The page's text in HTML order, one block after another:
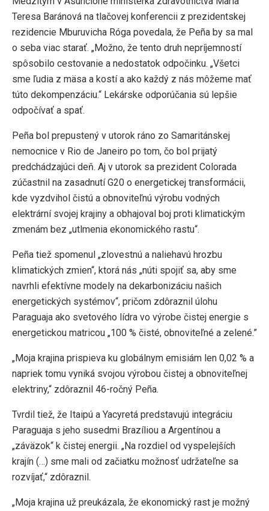
Teresa Baránová na tlačovej konferencii z prezidentskej
rezidencie Mburuvicha Róga povedala, že Peña by sa mal
o seba viac starať. „Možno, že tento druh nepríjemností
spôsobilo cestovanie a nedostatok odpočinku. „Všetci
sme ľudia z mäsa a kostí a ako každý z nás môžeme mať
túto dekompenzáciu.“ Lekárske odporúčania sú lepšie
odpočívať a spať.
Peña bol prepustený v utorok ráno zo Samaritánskej
nemocnice v Rio de Janeiro po tom, čo bol prijatý
predchádzajúci deň. Aj v utorok sa prezident Colorada
zúčastnil na zasadnutí G20 o energetickej transformácii,
kde vyzdvihol čistú a obnoviteľnú výrobu vodných
elektrární svojej krajiny a obhajoval boj proti klimatickým
zmenám bez „utlmenia ekonomického rastu“.
Peña tiež spomenul „zlovestnú a naliehavú hrozbu
klimatických zmien“, ktorá nás „núti spojiť sa, aby sme
navrhli efektívne modely na dekarbonizáciu našich
energetických systémov“, pričom zdôraznil úlohu
Paraguaja ako svetového lídra vo výrobe čistej energie s
energetickou matricou „100 % čisté, obnoviteľné a zelené.”
„Moja krajina prispieva ku globálnym emisiám len 0,02 % a
napriek tomu vyniká svojou výrobou čistej a obnoviteľnej
elektriny,“ zdôraznil 46-ročný Peña.
Tvrdil tiež, že Itaipú a Yacyretá predstavujú integráciu
Paraguaja s jeho susedmi Brazíliou a Argentínou a
„záväzok“ k čistej energii. „Na rozdiel od vyspelejších
krajín (…) sme mali od začiatku možnosť udržateľne sa
rozvíjať,“ zdôraznil.
„Moja krajina už preukázala, že ekonomický rast je možný